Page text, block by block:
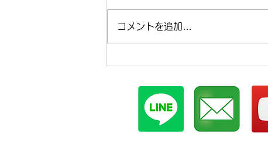
まほらboの2026年8月の予
定【まほらboの催し/行事】
コメントを追加…